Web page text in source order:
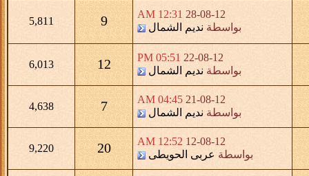
28-08-12
12:31 AM
بواسطة نديم الشمال 9
5,811
22-08-12
05:51 PM
بواسطة نديم الشمال 12
6,013
21-08-12
04:45 AM
بواسطة نديم الشمال 7
4,638
12-08-12
12:52 AM
بواسطة عربى الحويطى 20
9,220